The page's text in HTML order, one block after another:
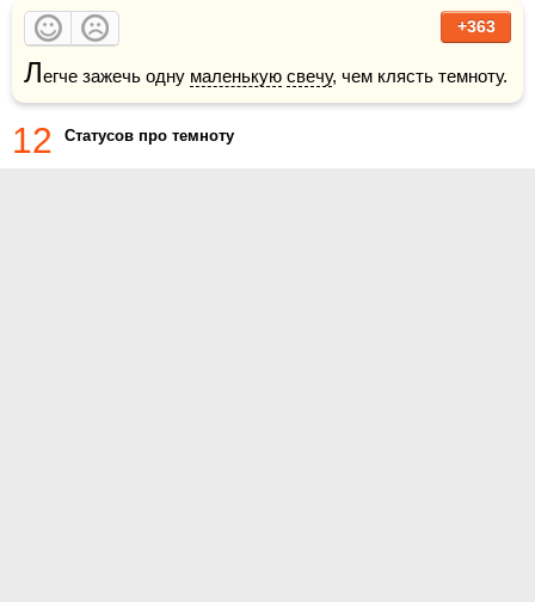
+363
Легче зажечь одну маленькую свечу, чем клясть темноту.
12 Статусов про темноту